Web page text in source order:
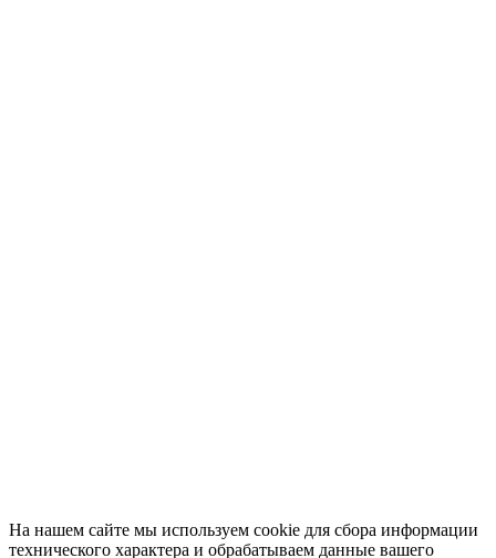
На нашем сайте мы используем cookie для сбора информации
технического характера и обрабатываем данные вашего